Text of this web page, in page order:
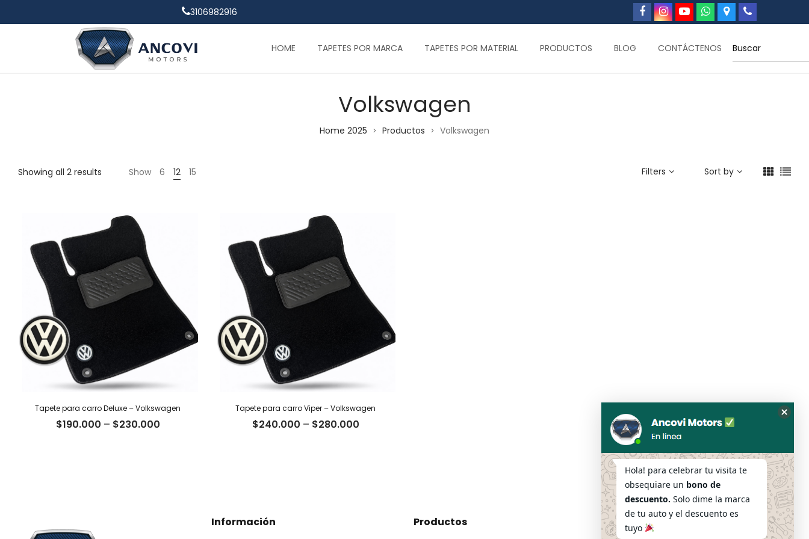
3106982916
HOME TAPETES POR MARCA TAPETES POR MATERIAL PRODUCTOS BLOG CONTÁCTENOS
Volkswagen
Home 2025 > Productos > Volkswagen
Showing all 2 results Show 6 12 15 Filters Sort by
Tapete para carro Deluxe – Volkswagen
$190.000 – $230.000
Tapete para carro Viper – Volkswagen
$240.000 – $280.000
Información Productos Mi cuenta
de
Hola! para celebrar tu visita te
obsequiare un bono de
descuento. Solo dime la marca
de tu auto y el descuento es
tuyo